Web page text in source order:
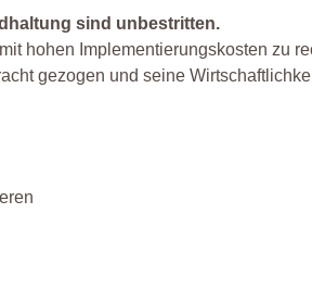
sind unbestritten.
hohen Implementierungskosten zu
gezogen und seine